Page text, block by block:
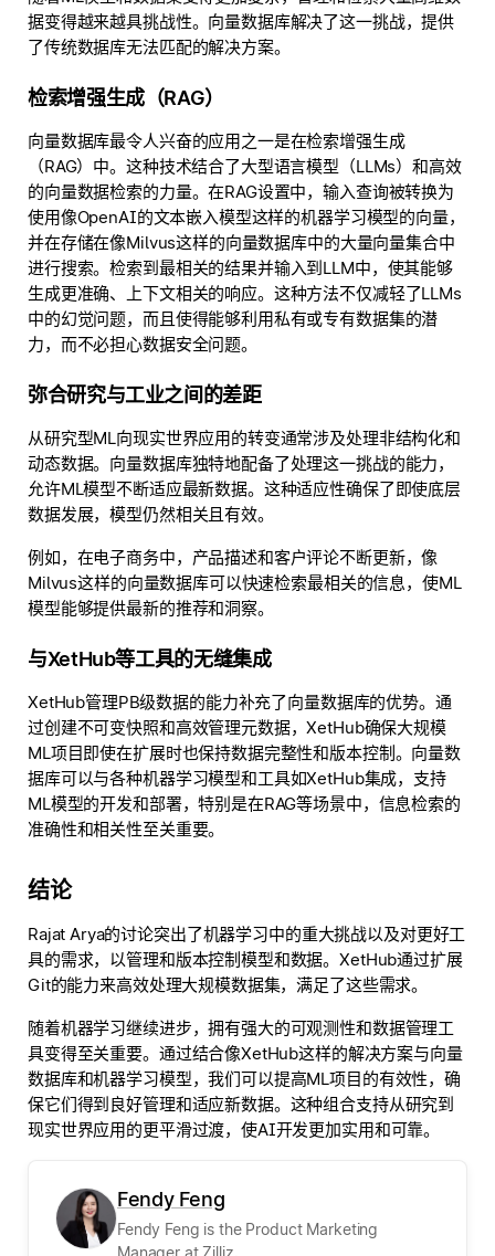
据变得越来越具挑战性。向量数据库解决了这一挑战，提供
了传统数据库无法匹配的解决方案。
检索增强生成（RAG）
向量数据库最令人兴奋的应用之一是在检索增强生成
（RAG）中。这种技术结合了大型语言模型（LLMs）和高效
的向量数据检索的力量。在RAG设置中，输入查询被转换为
使用像OpenAI的文本嵌入模型这样的机器学习模型的向量，
并在存储在像Milvus这样的向量数据库中的大量向量集合中
进行搜索。检索到最相关的结果并输入到LLM中，使其能够
生成更准确、上下文相关的响应。这种方法不仅减轻了LLMs
中的幻觉问题，而且使得能够利用私有或专有数据集的潜
力，而不必担心数据安全问题。
弥合研究与工业之间的差距
从研究型ML向现实世界应用的转变通常涉及处理非结构化和
动态数据。向量数据库独特地配备了处理这一挑战的能力，
允许ML模型不断适应最新数据。这种适应性确保了即使底层
数据发展，模型仍然相关且有效。
例如，在电子商务中，产品描述和客户评论不断更新，像
Milvus这样的向量数据库可以快速检索最相关的信息，使ML
模型能够提供最新的推荐和洞察。
与XetHub等工具的无缝集成
XetHub管理PB级数据的能力补充了向量数据库的优势。通
过创建不可变快照和高效管理元数据，XetHub确保大规模
ML项目即使在扩展时也保持数据完整性和版本控制。向量数
据库可以与各种机器学习模型和工具如XetHub集成，支持
ML模型的开发和部署，特别是在RAG等场景中，信息检索的
准确性和相关性至关重要。
结论
Rajat Arya的讨论突出了机器学习中的重大挑战以及对更好工
具的需求，以管理和版本控制模型和数据。XetHub通过扩展
Git的能力来高效处理大规模数据集，满足了这些需求。
随着机器学习继续进步，拥有强大的可观测性和数据管理工
具变得至关重要。通过结合像XetHub这样的解决方案与向量
数据库和机器学习模型，我们可以提高ML项目的有效性，确
保它们得到良好管理和适应新数据。这种组合支持从研究到
现实世界应用的更平滑过渡，使AI开发更加实用和可靠。
Fendy Feng
Fendy Feng is the Product Marketing
Manager at Zilliz.